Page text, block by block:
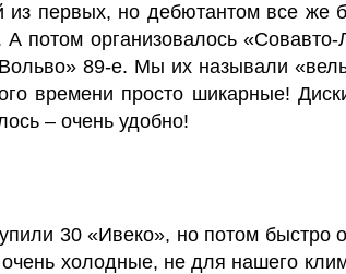
первых, но дебютантом все же
потом организовалось
89-е. Мы их называли
времени просто шикарные!
– очень удобно!
30 «Ивеко», но потом быстро
холодные, не для нашего